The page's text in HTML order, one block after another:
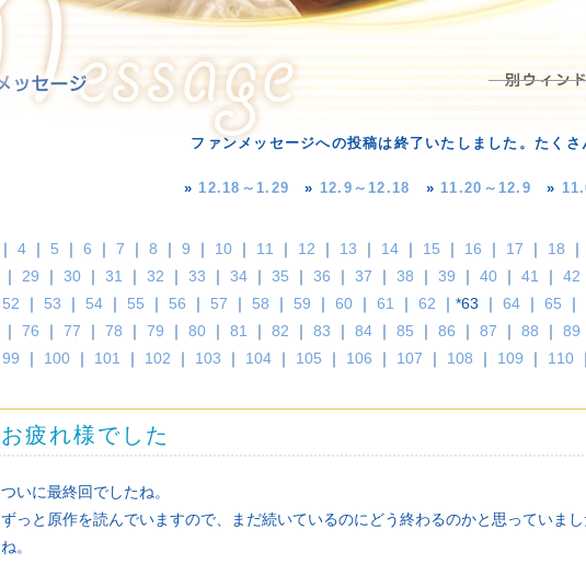
ファンメッセージへの投稿は終了いたしました。たく
»12.18～1.29 » 12.9～12.18 »11.20～12.9 »
｜ 4 ｜ 5 ｜ 6 ｜ 7 ｜ 8 ｜ 9 ｜ 10 ｜ 11 ｜ 12 ｜ 13 ｜ 14 ｜ 15 ｜ 16 ｜ 17 ｜ 18 ｜
｜ 29 ｜ 30 ｜ 31 ｜ 32 ｜ 33 ｜ 34 ｜ 35 ｜ 36 ｜ 37 ｜ 38 ｜ 39 ｜ 40 ｜ 41 ｜ 42
52 ｜ 53 ｜ 54 ｜ 55 ｜ 56 ｜ 57 ｜ 58 ｜ 59 ｜ 60 ｜ 61 ｜ 62 ｜*63 ｜ 64 ｜ 65 ｜
｜ 76 ｜ 77 ｜ 78 ｜ 79 ｜ 80 ｜ 81 ｜ 82 ｜ 83 ｜ 84 ｜ 85 ｜ 86 ｜ 87 ｜ 88 ｜ 89
99 ｜ 100 ｜ 101 ｜ 102 ｜ 103 ｜ 104 ｜ 105 ｜ 106 ｜ 107 ｜ 108 ｜ 109 ｜ 110
お疲れ様でした
ついに最終回でしたね。
ずっと原作を読んでいますので、まだ続いているのにどう終わるのかと思っていま
ね。